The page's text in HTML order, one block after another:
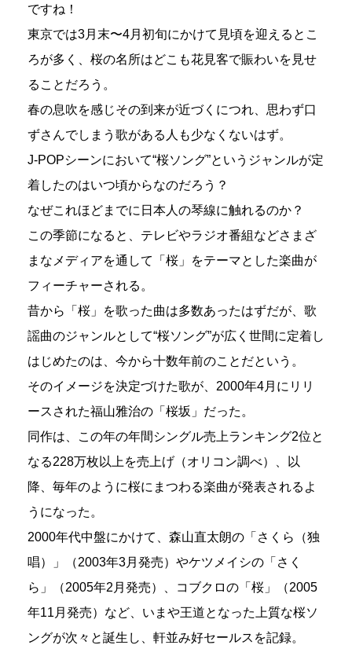
ですね！
東京では3月末〜4月初旬にかけて見頃を迎えるとこ
ろが多く、桜の名所はどこも花見客で賑わいを見せ
ることだろう。
春の息吹を感じその到来が近づくにつれ、思わず口
ずさんでしまう歌がある人も少なくないはず。
J-POPシーンにおいて“桜ソング”というジャンルが定
着したのはいつ頃からなのだろう？
なぜこれほどまでに日本人の琴線に触れるのか？
この季節になると、テレビやラジオ番組などさまざ
まなメディアを通して「桜」をテーマとした楽曲が
フィーチャーされる。
昔から「桜」を歌った曲は多数あったはずだが、歌
謡曲のジャンルとして“桜ソング”が広く世間に定着し
はじめたのは、今から十数年前のことだという。
そのイメージを決定づけた歌が、2000年4月にリリ
ースされた福山雅治の「桜坂」だった。
同作は、この年の年間シングル売上ランキング2位と
なる228万枚以上を売上げ（オリコン調べ）、以
降、毎年のように桜にまつわる楽曲が発表されるよ
うになった。
2000年代中盤にかけて、森山直太朗の「さくら（独
唱）」（2003年3月発売）やケツメイシの「さく
ら」（2005年2月発売）、コブクロの「桜」（2005
年11月発売）など、いまや王道となった上質な桜ソ
ングが次々と誕生し、軒並み好セールスを記録。